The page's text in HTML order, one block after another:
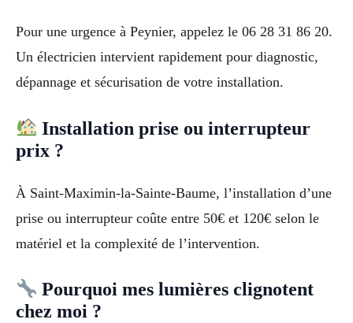
Pour une urgence à Peynier, appelez le 06 28 31 86 20.
Un électricien intervient rapidement pour diagnostic,
dépannage et sécurisation de votre installation.
Installation prise ou interrupteur
prix ?
À Saint-Maximin-la-Sainte-Baume, l’installation d’une
prise ou interrupteur coûte entre 50€ et 120€ selon le
matériel et la complexité de l’intervention.
Pourquoi mes lumières clignotent
chez moi ?